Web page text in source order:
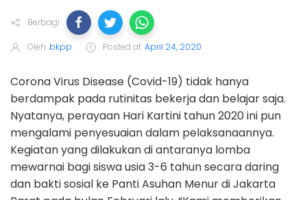
Berbagi
Oleh bkpp Posted at April 24, 2020
Corona Virus Disease (Covid-19) tidak hanya
berdampak pada rutinitas bekerja dan belajar saja.
Nyatanya, perayaan Hari Kartini tahun 2020 ini pun
mengalami penyesuaian dalam pelaksanaannya.
Kegiatan yang dilakukan di antaranya lomba
mewarnai bagi siswa usia 3-6 tahun secara daring
dan bakti sosial ke Panti Asuhan Menur di Jakarta